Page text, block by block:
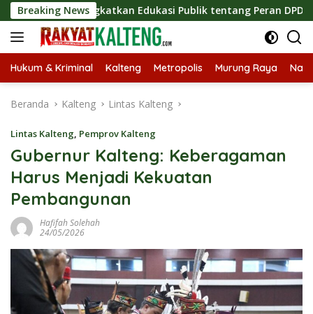
Langsung
ke
konten
Breaking News
Tingkatkan Edukasi Publik tentang Peran DPD RI
Hukum & Kriminal Kalteng Metropolis Murung Raya
Beranda Kalteng Lintas Kalteng
Lintas Kalteng, Pemprov Kalteng
Gubernur Kalteng: Keberagaman
Harus Menjadi Kekuatan
Pembangunan
Hafifah Solehah
24/05/2026